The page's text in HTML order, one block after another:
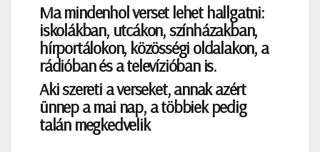
Ma mindenhol verset lehet hallgatni:
iskolákban, utcákon, színházakban,
hírportálokon, közösségi oldalakon, a
rádióban és a televízióban is.
Aki szereti a verseket, annak azért
ünnep a mai nap, a többiek pedig
talán megkedvelik